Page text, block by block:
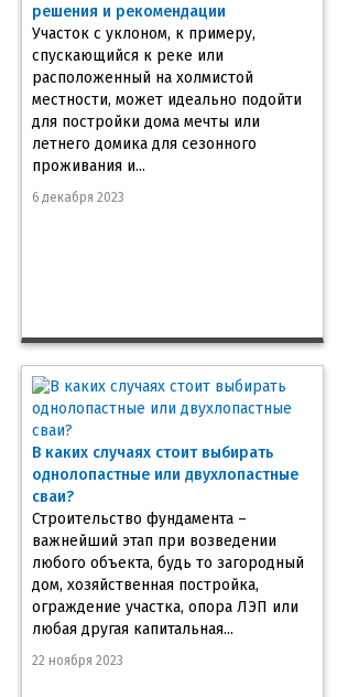
решения и рекомендации
Участок с уклоном, к примеру,
спускающийся к реке или
расположенный на холмистой
местности, может идеально подойти
для постройки дома мечты или
летнего домика для сезонного
проживания и...
6 декабря 2023
В каких случаях стоит выбирать
однолопастные или двухлопастные
сваи?
Строительство фундамента –
важнейший этап при возведении
любого объекта, будь то загородный
дом, хозяйственная постройка,
ограждение участка, опора ЛЭП или
любая другая капитальная...
22 ноября 2023